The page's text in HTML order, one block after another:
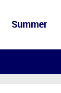
Summer